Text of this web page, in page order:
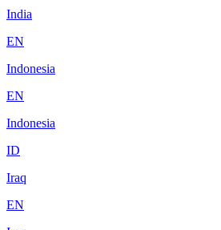
India
EN
Indonesia
EN
Indonesia
ID
Iraq
EN